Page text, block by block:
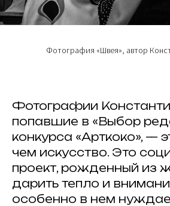
Фотография «Швея», автор
Фотографии
попавшие в «Выбор
конкурса «Арткоко», —
чем искусство. Это
проект, рожденный из
дарить тепло и
особенно в нем